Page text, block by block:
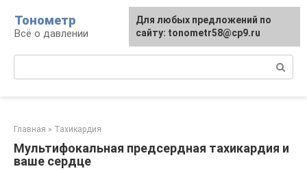
контенту
Тонометр
Всё о давлении
Главная » Тахикардия
Мультифокальная предсердная тахикардия и
ваше сердце
Для любых предложений по
сайту: tonometr58@cp9.ru
Для любых предложений по
сайту: tonometr58@cp9.ru